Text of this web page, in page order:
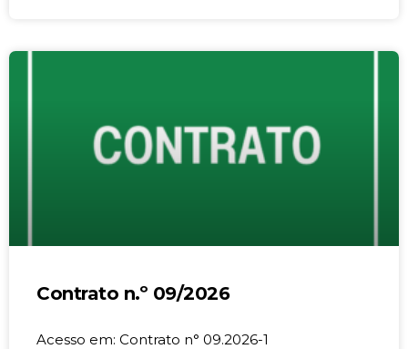
Contrato n.º 09/2026
Acesso em: Contrato n° 09.2026-1